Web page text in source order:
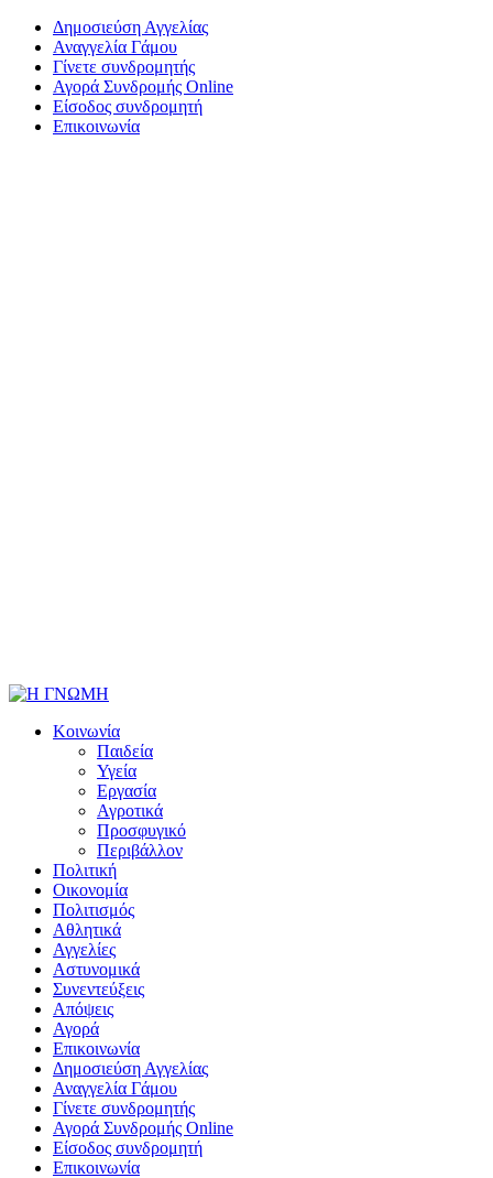
Δημοσιεύση Αγγελίας
Αναγγελία Γάμου
Γίνετε συνδρομητής
Αγορά Συνδρομής Online
Είσοδος συνδρομητή
Επικοινωνία
Κοινωνία
Παιδεία
Υγεία
Εργασία
Αγροτικά
Προσφυγικό
Περιβάλλον
Πολιτική
Οικονομία
Πολιτισμός
Αθλητικά
Αγγελίες
Αστυνομικά
Συνεντεύξεις
Απόψεις
Αγορά
Επικοινωνία
Δημοσιεύση Αγγελίας
Αναγγελία Γάμου
Γίνετε συνδρομητής
Αγορά Συνδρομής Online
Είσοδος συνδρομητή
Επικοινωνία